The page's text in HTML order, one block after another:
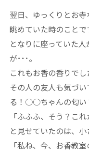
翌日、ゆっくりとお
眺めていた時のことで
となりに座っていた
が･･･。
これもお香の香りでし
その人の友人も気づ
る！○○ちゃんの匂い
「ふふふ、そう？これ
と見せていたのは、小
「私ね、今、お香教